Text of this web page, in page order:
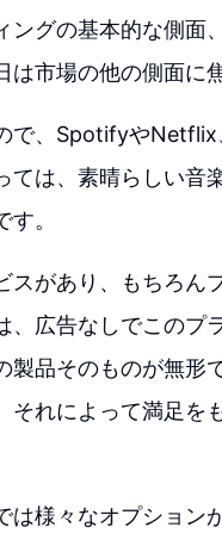
ングの基本的な側面
市場の他の側面に
で、SpotifyやNetflix
ては、素晴らしい音
。
があり、もちろん
、広告なしでこのプ
製品そのものが無形
それによって満足を
は様々なオプション